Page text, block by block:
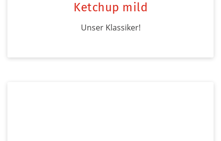
Ketchup mild
Unser Klassiker!